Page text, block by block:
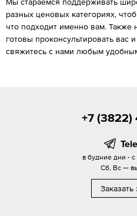
разных ценовых категориях,
что подходит именно вам. Также
готовы проконсультировать
свяжитесь с нами любым
+7 (3822)
в будние дни - с
Сб, Вс —
Заказать